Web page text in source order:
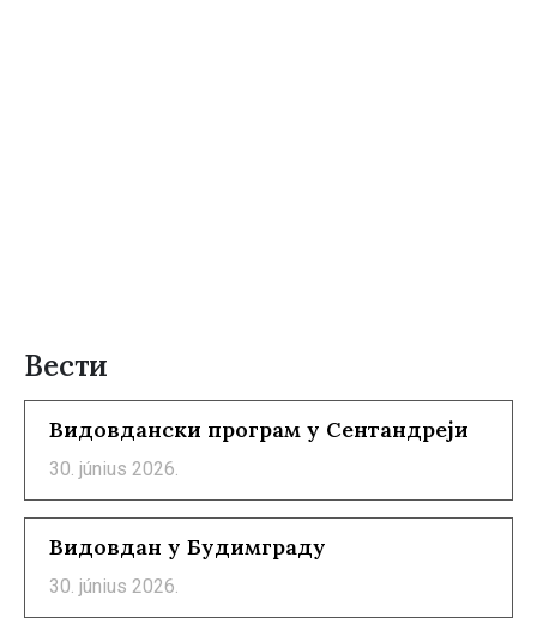
Вести
Видовдански програм у Сентандреји
30. június 2026.
Видовдан у Будимграду
30. június 2026.